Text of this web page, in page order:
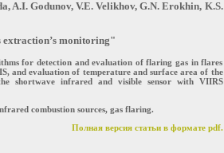
A.I. Godunov, V.E. Velikhov, G.N. Erokhin, K.S.
extraction’s monitoring"
for detection and evaluation of flaring gas in flares
and evaluation of temperature and surface area of the
shortwave infrared and visible sensor with VIIRS
combustion sources, gas flaring.
Полная версия статьи в формате pdf.